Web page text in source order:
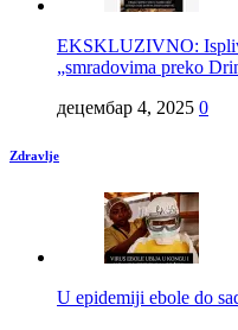
EKSKLUZIVNO:
„smradovima preko
децембар 4, 2025 0
Zdravlje
U epidemiji ebole do